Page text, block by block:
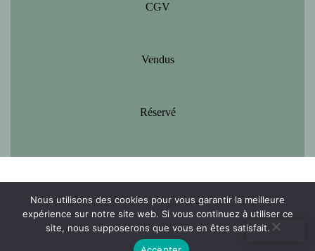
CGV
Vendus
Réservé
Nous utilisons des cookies pour vous garantir la meilleure
expérience sur notre site web. Si vous continuez à utiliser ce
site, nous supposerons que vous en êtes satisfait.